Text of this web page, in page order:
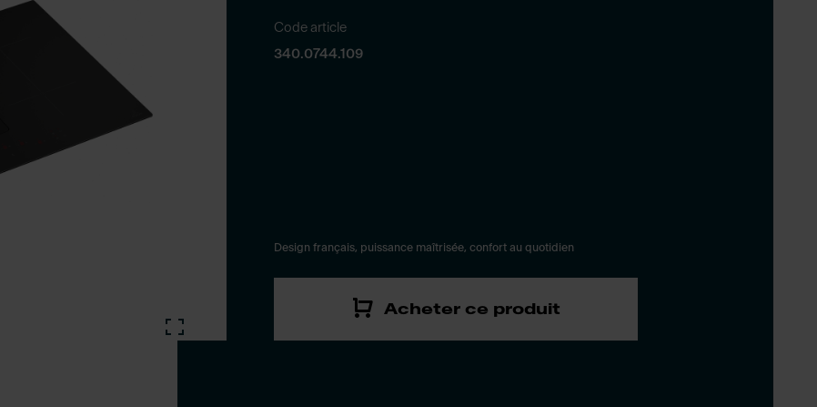
Code article
340.0744.109
Design français, puissance maîtrisée, confort au quotidien
Acheter ce produit